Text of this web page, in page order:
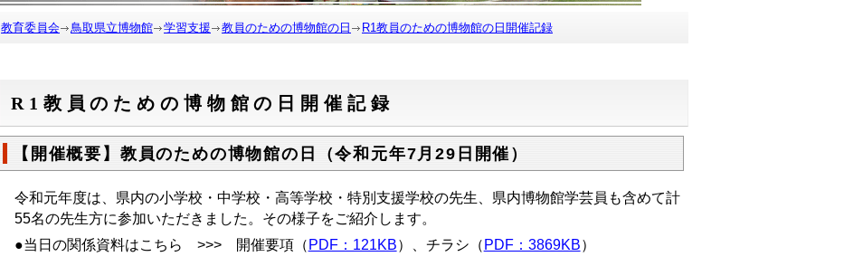
教育委員会 鳥取県立博物館 学習支援 教員のための博物館の日 R1教員のための博物館の日開催記録
R1教員のための博物館の日開催記録
【開催概要】教員のための博物館の日（令和元年7月29日開催）
令和元年度は、県内の小学校・中学校・高等学校・特別支援学校の先生、県内博物館学芸員も含めて計
55名の先生方に参加いただきました。その様子をご紹介します。
●当日の関係資料はこちら >>> 開催要項（ PDF：121KB）、チラシ（ PDF：3869KB）